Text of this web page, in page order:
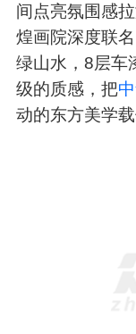
间点亮氛围感
煌画院深度联
绿山水，8层车
级的质感，把
动的东方美学载